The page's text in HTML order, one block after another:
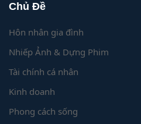
Chủ Đề
Hôn nhân gia đình
Nhiếp Ảnh & Dựng Phim
Tài chính cá nhân
Kinh doanh
Phong cách sống